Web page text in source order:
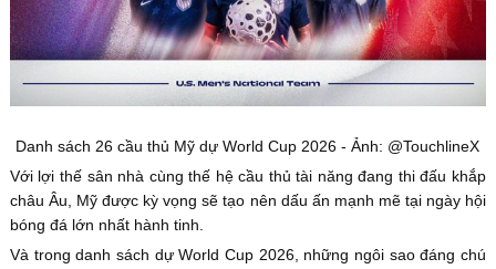
Danh sách 26 cầu thủ Mỹ dự World Cup 2026 - Ảnh: @TouchlineX
Với lợi thế sân nhà cùng thế hệ cầu thủ tài năng đang thi đấu khắp
châu Âu, Mỹ được kỳ vọng sẽ tạo nên dấu ấn mạnh mẽ tại ngày hội
bóng đá lớn nhất hành tinh.
Và trong danh sách dự World Cup 2026, những ngôi sao đáng chú